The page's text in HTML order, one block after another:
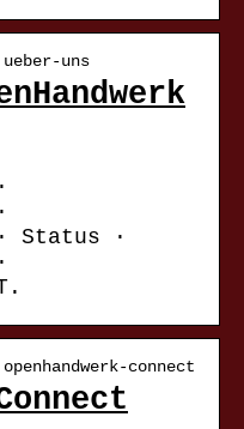
uns
· Status ·
connect